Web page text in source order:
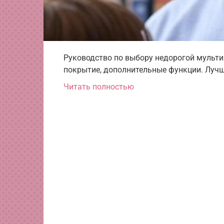
Руководство по выбору недорогой
покрытие, дополнительные функции.
Читать полностью